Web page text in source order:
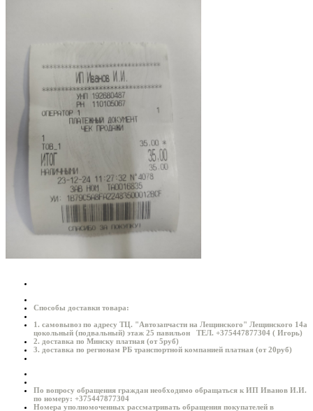
Способы доставки товара:
1. самовывоз по адресу ТЦ. "Автозапчасти на Лещинского" Лещинского 14а
цокольный (подвальный) этаж 25 павильон ТЕЛ. +375447877304 ( Игорь)
2. доставка по Минску платная (от 5руб)
3. доставка по регионам РБ транспортной компанией платная (от 20руб)
По вопросу обращения граждан необходимо обращаться к ИП Иванов И.И.
по номеру: +375447877304
Номера уполномоченных рассматривать обращения покупателей в